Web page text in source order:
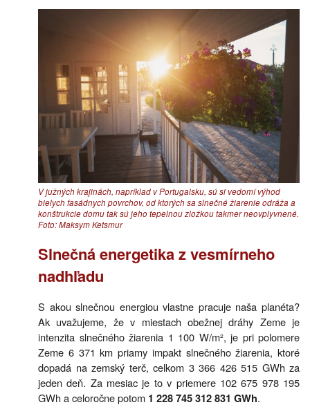
V južných krajinách, napríklad v Portugalsku, sú si vedomí výhod
bielych fasádnych povrchov, od ktorých sa slnečné žiarenie odráža a
konštrukcie domu tak sú jeho tepelnou zložkou takmer neovplyvnené.
Foto: Maksym Ketsmur
Slnečná energetika z vesmírneho
nadhľadu
S akou slnečnou energiou vlastne pracuje naša planéta?
Ak uvažujeme, že v miestach obežnej dráhy Zeme je
intenzita slnečného žiarenia 1 100 W/m², je pri polomere
Zeme 6 371 km priamy impakt slnečného žiarenia, ktoré
dopadá na zemský terč, celkom 3 366 426 515 GWh za
jeden deň. Za mesiac je to v priemere 102 675 978 195
GWh a celoročne potom 1 228 745 312 831 GWh.